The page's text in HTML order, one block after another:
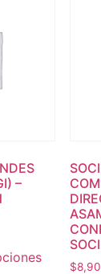
–
$